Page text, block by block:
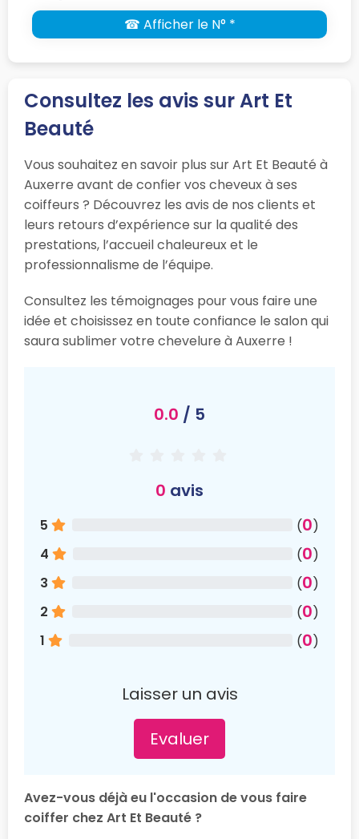
☎ Afficher le N° *
Consultez les avis sur Art Et
Beauté
Vous souhaitez en savoir plus sur Art Et Beauté à
Auxerre avant de confier vos cheveux à ses
coiffeurs ? Découvrez les avis de nos clients et
leurs retours d’expérience sur la qualité des
prestations, l’accueil chaleureux et le
professionnalisme de l’équipe.
Consultez les témoignages pour vous faire une
idée et choisissez en toute confiance le salon qui
saura sublimer votre chevelure à Auxerre !
0.0 / 5
0 avis
5 (0)
4
(0)
3
(0)
2
(0)
1
(0)
Laisser un avis
Evaluer
Avez-vous déjà eu l'occasion de vous faire
coiffer chez Art Et Beauté ?